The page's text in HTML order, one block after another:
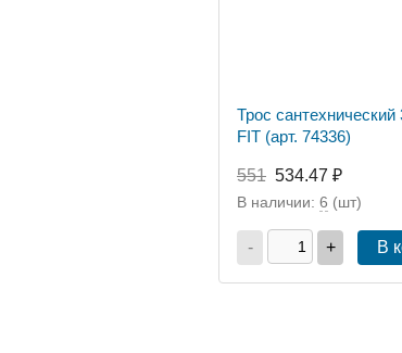
Трос
FIT (арт. 74336)
551 534.47 ₽
В наличии: 6 (шт)
- + В